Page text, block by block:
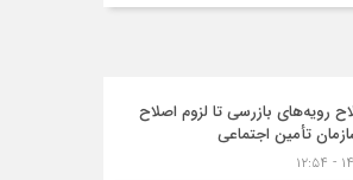
رویه‌های بازرسی تا لزوم اصلاح
تأمین اجتماعی